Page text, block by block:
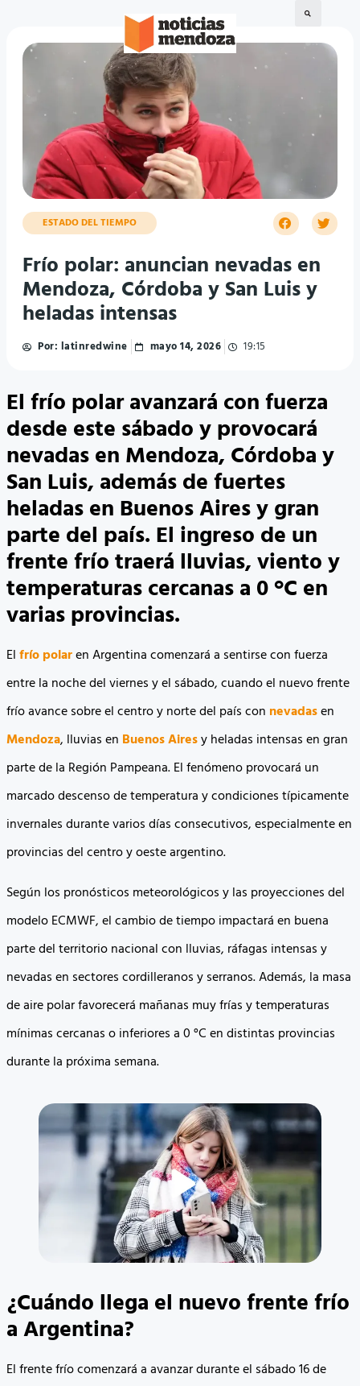
ESTADO DEL TIEMPO
Frío polar: anuncian nevadas en
Mendoza, Córdoba y San Luis y
heladas intensas
Por: latinredwine mayo 14, 2026 19:15
El frío polar avanzará con fuerza
desde este sábado y provocará
nevadas en Mendoza, Córdoba y
San Luis, además de fuertes
heladas en Buenos Aires y gran
parte del país. El ingreso de un
frente frío traerá lluvias, viento y
temperaturas cercanas a 0 °C en
varias provincias.
Elfrío polaren Argentina comenzará a sentirse con fuerza
entre la noche del viernes y el sábado, cuando el nuevo frente
frío avance sobre el centro y norte del país con nevadasen
Mendoza, lluvias en Buenos Airesy heladas intensas en gran
parte de la Región Pampeana. El fenómeno provocará un
marcado descenso de temperatura y condiciones típicamente
invernales durante varios días consecutivos, especialmente en
provincias del centro y oeste argentino.
Según los pronósticos meteorológicos y las proyecciones del
modelo ECMWF, el cambio de tiempo impactará en buena
parte del territorio nacional con lluvias, ráfagas intensas y
nevadas en sectores cordilleranos y serranos. Además, la masa
de aire polar favorecerá mañanas muy frías y temperaturas
mínimas cercanas o inferiores a 0 °C en distintas provincias
durante la próxima semana.
¿Cuándo llega el nuevo frente frío
a Argentina?
El frente frío comenzará a avanzar durante el sábado 16 de